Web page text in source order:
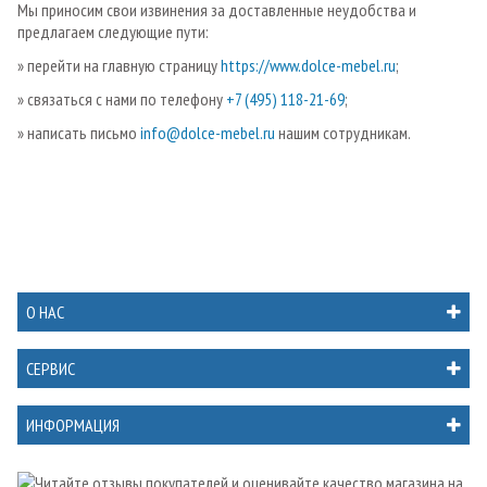
Мы приносим свои извинения за доставленные неудобства и
предлагаем следующие пути:
» перейти на главную страницуhttps://www.dolce-mebel.ru;
» связаться с нами по телефону +7 (495) 118-21-69;
» написать письмо info@dolce-mebel.ru нашим сотрудникам.
О НАС
СЕРВИС
ИНФОРМАЦИЯ